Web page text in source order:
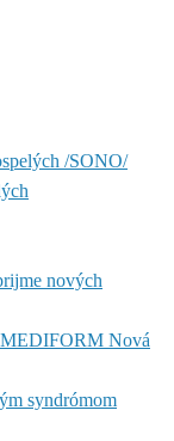
/SONO/
nových
Nová
syndrómom